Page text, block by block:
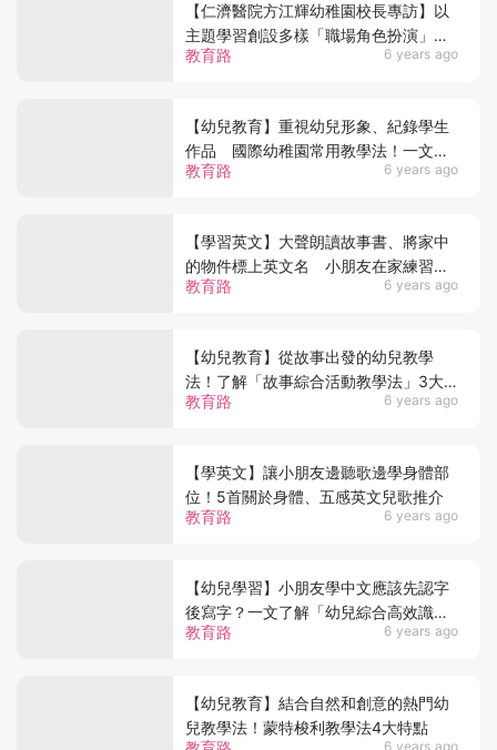
教育路 6 years ago
【仁濟醫院方江輝幼稚園校長專訪】以
主題學習創設多樣「職場角色扮演」吳
蘭香校長：讓孩子在遊戲中體驗快樂、
教育路 6 years ago
【幼兒教育】重視幼兒形象、紀錄學生
作品 國際幼稚園常用教學法！一文了
解瑞吉歐教育法7大特色
教育路 6 years ago
【學習英文】大聲朗讀故事書、將家中
的物件標上英文名 小朋友在家練習英
文的5個實用建議
教育路 6 years ago
【幼兒教育】從故事出發的幼兒教學
法！了解「故事綜合活動教學法」3大
好處
教育路 6 years ago
【學英文】讓小朋友邊聽歌邊學身體部
位！5首關於身體、五感英文兒歌推介
教育路 6 years ago
【幼兒學習】小朋友學中文應該先認字
後寫字？一文了解「幼兒綜合高效識字
法」
6 years ago
【幼兒教育】結合自然和創意的熱門幼
兒教學法！蒙特梭利教學法4大特點